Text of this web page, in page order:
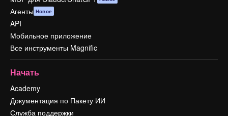
Агенты Новое
API
Мобильное приложение
Все инструменты Magnific
Начать
Academy
Документация по Пакету ИИ
Служба поддержки